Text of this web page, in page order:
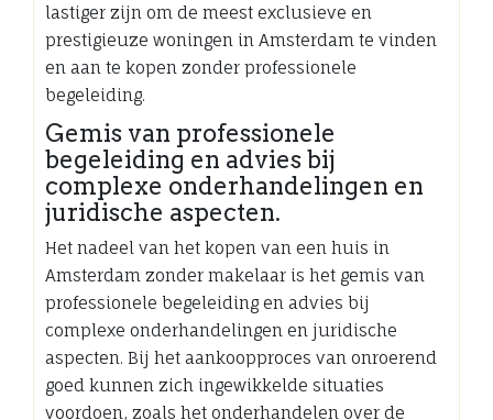
lastiger zijn om de meest exclusieve en
prestigieuze woningen in Amsterdam te vinden
en aan te kopen zonder professionele
begeleiding.
Gemis van professionele
begeleiding en advies bij
complexe onderhandelingen en
juridische aspecten.
Het nadeel van het kopen van een huis in
Amsterdam zonder makelaar is het gemis van
professionele begeleiding en advies bij
complexe onderhandelingen en juridische
aspecten. Bij het aankoopproces van onroerend
goed kunnen zich ingewikkelde situaties
voordoen, zoals het onderhandelen over de